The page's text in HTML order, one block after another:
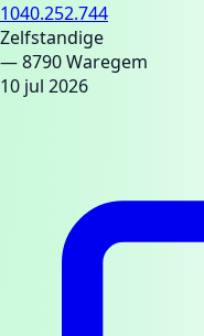
1040.252.744
Zelfstandige
— 8790 Waregem
10 jul 2026